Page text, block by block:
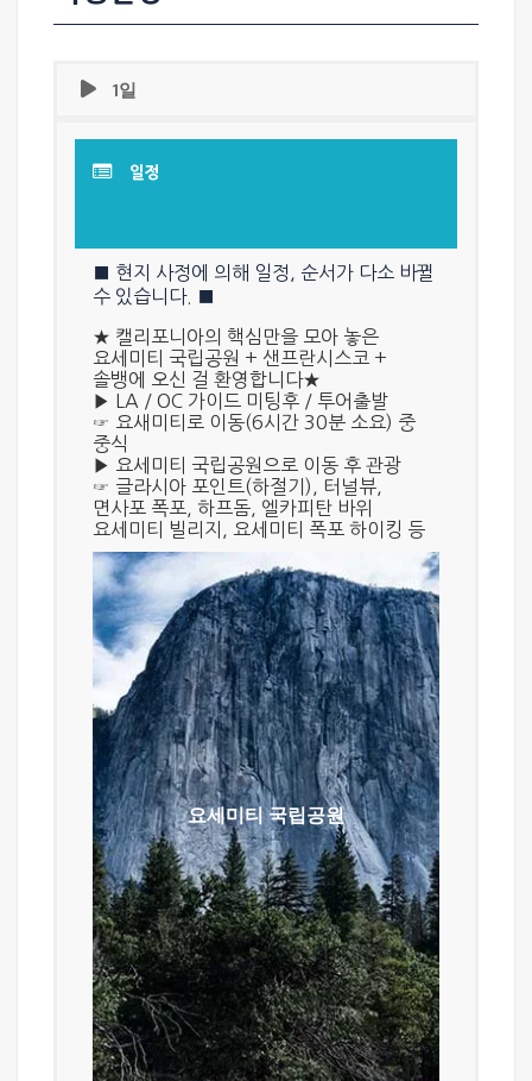
1일
일정
■ 현지 사정에 의해 일정, 순서가 다소 바뀔
수 있습니다. ■
★ 캘리포니아의 핵심만을 모아 놓은
요세미티 국립공원 + 샌프란시스코 +
솔뱅에 오신 걸 환영합니다★
▶
LA / OC 가이드 미팅후 / 투어출발
☞ 요새미티 로 이동(6시간 30분 소요) 중
중식
▶ 요세미티 국립공원 으로 이동 후 관광
☞ 글라시아 포인트(하절기), 터널뷰,
면사포 폭포, 하프돔, 엘카피탄 바위
요세미티 빌리지, 요세미티 폭포 하이킹 등
요세미티 국립공원
요세미티 국립공원
요세미티 국립공원 (Yosemite
National Park)은 미국 캘리포니아
중부 시에라네바다 산맥 서쪽 사면에
위치한 산악지대로, 빙하의 침식으로
만들어진 절경으로 유명하다 빙하가
만들어낸 기암절병을 비롯한 절경을
감상하려는 관광객이 연간 3백만에
이르며, 깎아지른 듯 솟아있는 암벽이
많아 암별 등반가들이 즐겨찾는
곳이다. 공원의 전체 면적은
3,081km²이며, 1984년 유네스코
세계유산으로 지정되었다. 대부분의
관광객은 18km²의 요세미티 밸리를
방문한다.